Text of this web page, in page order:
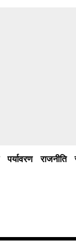
पर्यावरण राजनीति